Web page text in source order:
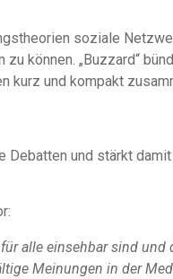
soziale
können. „Buzzard“
und kompakt
und stärkt
alle einsehbar sind
Meinungen in der